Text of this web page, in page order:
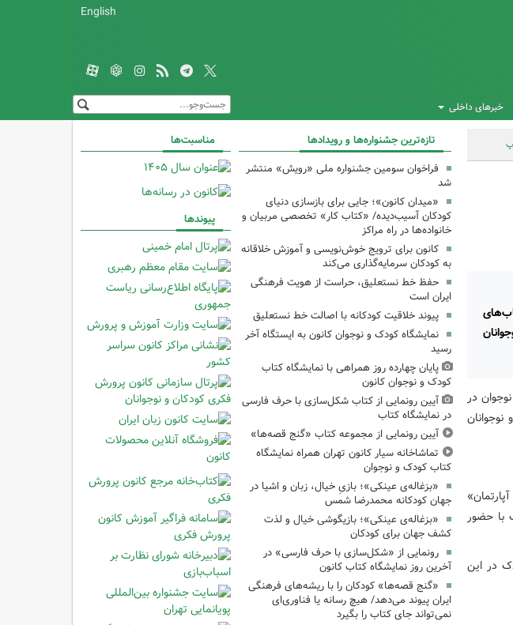
English
خبرهای داخلی
در
و نوجوانان
با حضور
در این
تازه‌ترین جشنواره‌ها و رویدادها
فراخوان سومین جشنواره ملی «رویش» منتشر
شد
«میدان کانون»؛ جایی برای بازسازی دنیای
کودکان آسیب‌دیده/ «کتاب کار» تخصصی مربیان و
خانواده‌ها در راه مراکز
کانون برای ترویج خوش‌نویسی و آموزش خلاقانه
به کودکان سرمایه‌گذاری می‌کند
حفظ خط نستعلیق، حراست از هویت فرهنگی
ایران است
پیوند خلاقیت کودکانه با اصالت خط نستعلیق
نمایشگاه کودک و نوجوان کانون به ایستگاه آخر
رسید
پایان چهارده روز همراهی با نمایشگاه کتاب
کودک و نوجوان کانون
آیین رونمایی از کتاب شکل‌سازی با حرف فارسی
در نمایشگاه کتاب
آیین رونمایی از مجموعه کتاب «گنج قصه‌ها»
تماشاخانه سیار کانون تهران همراه نمایشگاه
کتاب کودک و نوجوان
«بزغاله‌ی عینکی»؛ بازیِ خیال، زبان و اشیا در
جهان کودکانه محمدرضا شمس
«بزغاله‌ی عینکی»؛ بازیگوشی خیال و لذت
کشف جهان برای کودکان
رونمایی از «شکل‌سازی با حرف فارسی» در
آخرین روز نمایشگاه کتاب کانون
«گنج قصه‌ها» کودکان را با ریشه‌های فرهنگی
ایران پیوند می‌دهد/ هیچ رسانه یا فناوری‌ای
نمی‌تواند جای کتاب را بگیرد
مناسبت‌ها
پیوندها